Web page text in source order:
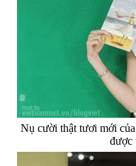
Nụ cười thật tươi mới
được